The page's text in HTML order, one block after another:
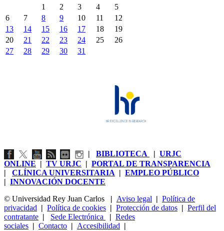
1
2 3 4
5
6
7 8 9 10 11
12
13
14 15 16 17 18
19
20
21 22 23 24 25
26
27
28 29 30 31
| BIBLIOTECA | URJC
ONLINE | TV URJC | PORTAL DE TRANSPARENCIA
| CLÍNICA UNIVERSITARIA | EMPLEO PÚBLICO
| INNOVACIÓN DOCENTE
© Universidad Rey Juan Carlos
| Aviso legal | Política de
privacidad | Política de cookies | Protección de datos | Perfil del
contratante | Sede Electrónica | Redes
sociales | Contacto | Accesibilidad |